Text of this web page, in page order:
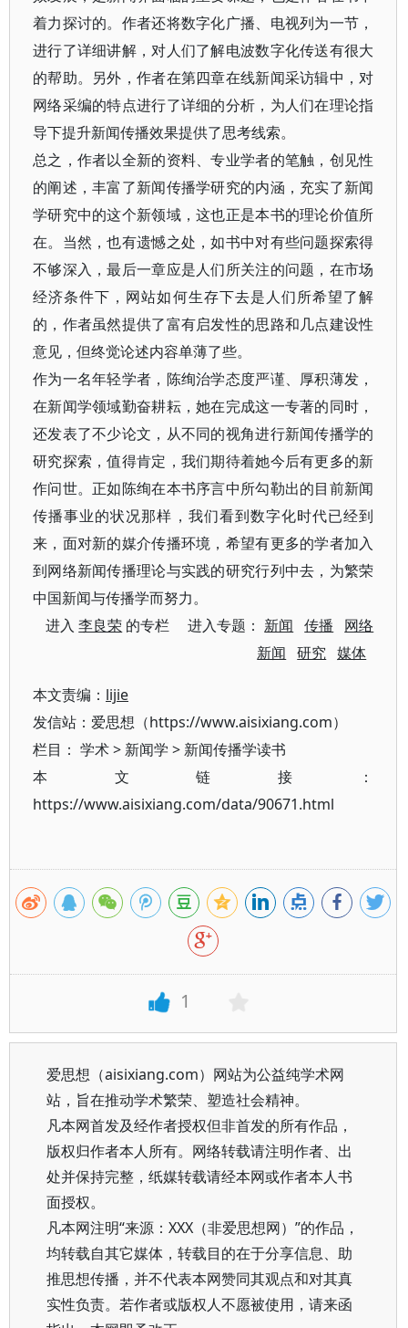
着力探讨的。作者还将数字化广播、电视列为一节，
进行了详细讲解，对人们了解电波数字化传送有很大
的帮助。另外，作者在第四章在线新闻采访辑中，对
网络采编的特点进行了详细的分析，为人们在理论指
导下提升新闻传播效果提供了思考线索。
总之，作者以全新的资料、专业学者的笔触，创见性
的阐述，丰富了新闻传播学研究的内涵，充实了新闻
学研究中的这个新领域，这也正是本书的理论价值所
在。当然，也有遗憾之处，如书中对有些问题探索得
不够深入，最后一章应是人们所关注的问题，在市场
经济条件下，网站如何生存下去是人们所希望了解
的，作者虽然提供了富有启发性的思路和几点建设性
意见，但终觉论述内容单薄了些。
作为一名年轻学者，陈绚治学态度严谨、厚积薄发，
在新闻学领域勤奋耕耘，她在完成这一专著的同时，
还发表了不少论文，从不同的视角进行新闻传播学的
研究探索，值得肯定，我们期待着她今后有更多的新
作问世。正如陈绚在本书序言中所勾勒出的目前新闻
传播事业的状况那样，我们看到数字化时代已经到
来，面对新的媒介传播环境，希望有更多的学者加入
到网络新闻传播理论与实践的研究行列中去，为繁荣
中国新闻与传播学而努力。
进入李良荣 的专栏 进入专题： 新闻 传播
网络
新闻
研究 媒体
本文责编： lijie
发信站：爱思想（https://www.aisixiang.com）
栏目： 学术> 新闻学 > 新闻传播学读书
本文链接：
https://www.aisixiang.com/data/90671.html
1
爱思想（aisixiang.com）网站为公益纯学术网
站，旨在推动学术繁荣、塑造社会精神。
凡本网首发及经作者授权但非首发的所有作品，
版权归作者本人所有。网络转载请注明作者、出
处并保持完整，纸媒转载请经本网或作者本人书
面授权。
凡本网注明“来源：XXX（非爱思想网）”的作品，
均转载自其它媒体，转载目的在于分享信息、助
推思想传播，并不代表本网赞同其观点和对其真
实性负责。若作者或版权人不愿被使用，请来函